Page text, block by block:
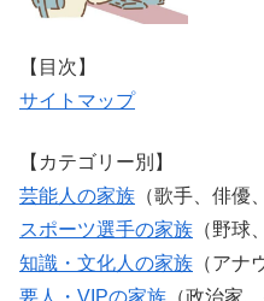
【目次】
サイトマップ
【カテゴリー別】
芸能人の家族 （歌手、俳優
スポーツ選手の家族 （野球
知識・文化人の家族 （アナ
要人・VIPの家族 （政治家